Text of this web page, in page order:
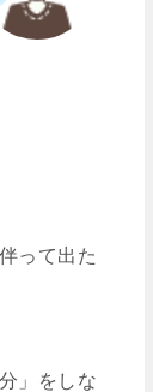
って出た
」をしな